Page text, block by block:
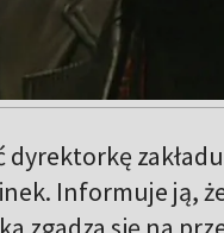
Informuje ją,